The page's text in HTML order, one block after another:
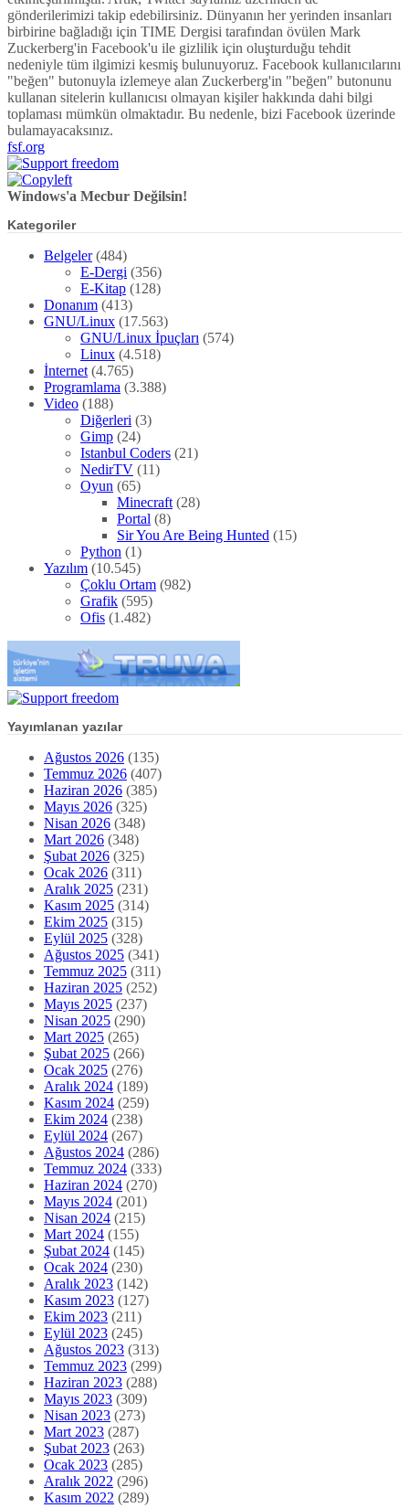
gönderilerimizi takip edebilirsiniz. Dünyanın her yerinden insanları
birbirine bağladığı için TIME Dergisi tarafından övülen Mark
Zuckerberg'in Facebook'u ile gizlilik için oluşturduğu tehdit
nedeniyle tüm ilgimizi kesmiş bulunuyoruz. Facebook kullanıcılarını
"beğen" butonuyla izlemeye alan Zuckerberg'in "beğen" butonunu
kullanan sitelerin kullanıcısı olmayan kişiler hakkında dahi bilgi
toplaması mümkün olmaktadır. Bu nedenle, bizi Facebook üzerinde
bulamayacaksınız.
fsf.org
Windows'a Mecbur Değilsin!
Kategoriler
Belgeler(484)
E-Dergi (356)
E-Kitap (128)
Donanım (413)
GNU/Linux (17.563)
GNU/Linux İpuçları (574)
Linux (4.518)
İnternet (4.765)
Programlama (3.388)
Video (188)
Diğerleri (3)
Gimp (24)
Istanbul Coders (21)
NedirTV (11)
Oyun (65)
Minecraft (28)
Portal (8)
Sir You Are Being Hunted (15)
Python (1)
Yazılım (10.545)
Çoklu Ortam (982)
Grafik (595)
Ofis (1.482)
Yayımlanan yazılar
Ağustos 2026 (135)
Temmuz 2026 (407)
Haziran 2026 (385)
Mayıs 2026 (325)
Nisan 2026 (348)
Mart 2026 (348)
Şubat 2026 (325)
Ocak 2026 (311)
Aralık 2025 (231)
Kasım 2025 (314)
Ekim 2025 (315)
Eylül 2025 (328)
Ağustos 2025 (341)
Temmuz 2025 (311)
Haziran 2025 (252)
Mayıs 2025 (237)
Nisan 2025 (290)
Mart 2025 (265)
Şubat 2025 (266)
Ocak 2025 (276)
Aralık 2024 (189)
Kasım 2024 (259)
Ekim 2024 (238)
Eylül 2024 (267)
Ağustos 2024 (286)
Temmuz 2024 (333)
Haziran 2024 (270)
Mayıs 2024 (201)
Nisan 2024 (215)
Mart 2024 (155)
Şubat 2024 (145)
Ocak 2024 (230)
Aralık 2023 (142)
Kasım 2023 (127)
Ekim 2023 (211)
Eylül 2023 (245)
Ağustos 2023 (313)
Temmuz 2023 (299)
Haziran 2023 (288)
Mayıs 2023 (309)
Nisan 2023 (273)
Mart 2023 (287)
Şubat 2023 (263)
Ocak 2023 (285)
Aralık 2022 (296)
Kasım 2022 (289)